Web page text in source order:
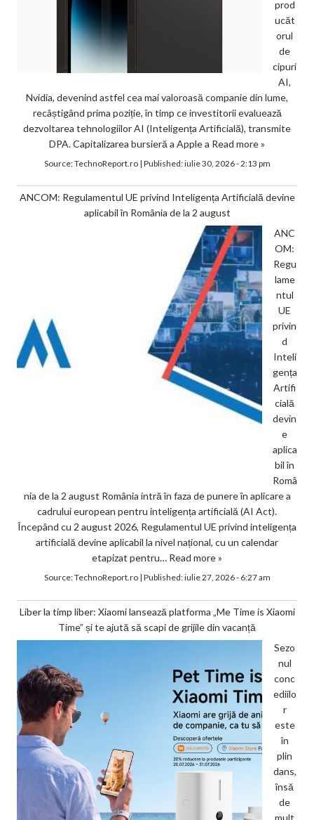
prod
ucăt
orul
de
cipuri
AI,
Nvidia, devenind astfel cea mai valoroasă companie din lume,
recâștigând prima poziție, în timp ce investitorii evaluează
dezvoltarea tehnologiilor AI (Inteligența Artificială), transmite
DPA. Capitalizarea bursieră a Apple a Read more »
Source:TechnoReport.ro| Published:iulie 30, 2026 - 2:13 pm
ANCOM: Regulamentul UE privind Inteligența Artificială devine
aplicabil în România de la 2 august
ANC
OM:
Regu
lame
ntul
UE
privin
d
Inteli
gența
Artifi
cială
devin
e
aplica
bil în
Româ
nia de la 2 august România intră în faza de punere în aplicare a
cadrului european pentru inteligența artificială (AI Act).
Începând cu 2 august 2026, Regulamentul UE privind inteligența
artificială devine aplicabil la nivel național, cu un calendar
etapizat pentru… Read more »
Source:TechnoReport.ro| Published:iulie 27, 2026 - 6:27 am
Liber la timp liber: Xiaomi lansează platforma „Me Time is Xiaomi
Time” și te ajută să scapi de grijile din vacanță
Sezo
nul
conc
ediilo
r
este
în
plin
dans,
însă
de